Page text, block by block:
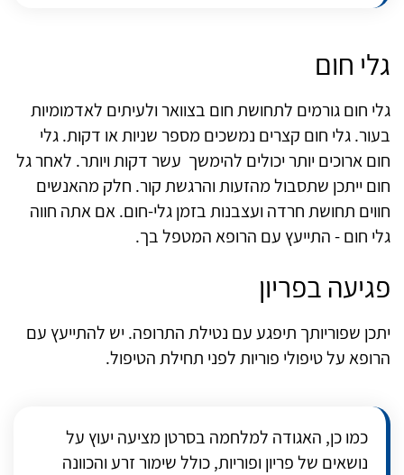
גלי חום
גלי חום גורמים לתחושת חום בצוואר ולעיתים לאדמומיות
בעור. גלי חום קצרים נמשכים מספר שניות או דקות. גלי
חום ארוכים יותר יכולים להימשך עשר דקות ויותר. לאחר גל
חום ייתכן שתסבול מהזעות והרגשת קור. חלק מהאנשים
חווים תחושת חרדה ועצבנות בזמן גלי-חום. אם אתה חווה
גלי חום - התייעץ עם הרופא המטפל בך.
פגיעה בפריון
יתכן שפוריותך תיפגע עם נטילת התרופה. יש להתייעץ עם
הרופא על טיפולי פוריות לפני תחילת הטיפול.
כמו כן, האגודה למלחמה בסרטן מציעה יעוץ על
נושאים של פריון ופוריות, כולל שימור זרע והכוונה